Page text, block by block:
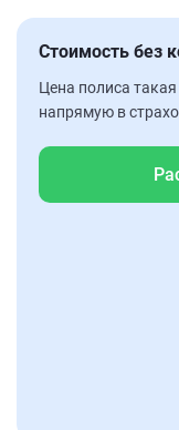
Стоимость без
Цена полиса
напрямую в